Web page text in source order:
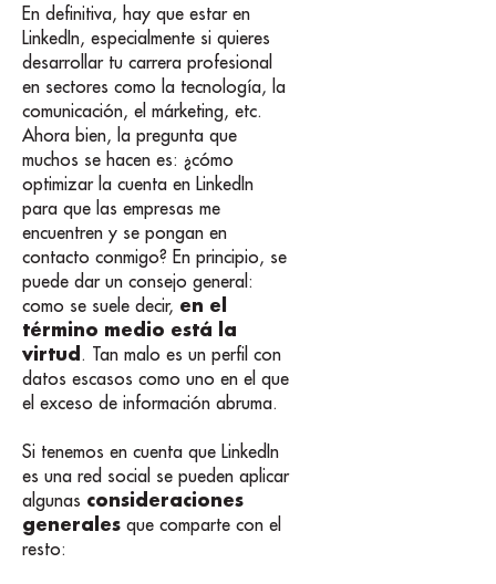
En definitiva, hay que estar en
LinkedIn, especialmente si quieres
desarrollar tu carrera profesional
en sectores como la tecnología, la
comunicación, el márketing, etc.
Ahora bien, la pregunta que
muchos se hacen es: ¿cómo
optimizar la cuenta en LinkedIn
para que las empresas me
encuentren y se pongan en
contacto conmigo? En principio, se
puede dar un consejo general:
como se suele decir, en el
término medio está la
virtud. Tan malo es un perfil con
datos escasos como uno en el que
el exceso de información abruma.
Si tenemos en cuenta que LinkedIn
es una red social se pueden aplicar
algunas consideraciones
generales que comparte con el
resto: